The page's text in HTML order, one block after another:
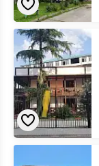
«Пицунда»
гостевой
дом
на
карте
«Алхыд»